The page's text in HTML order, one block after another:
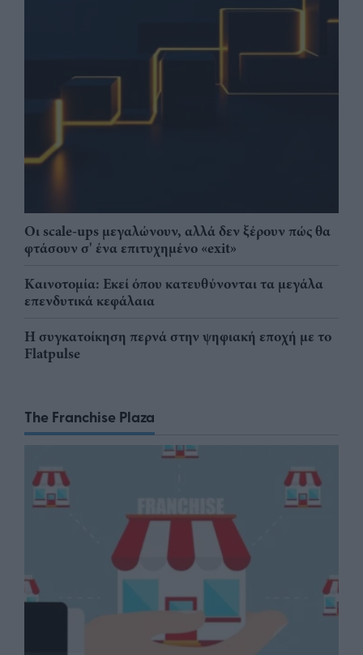
Οι scale-ups μεγαλώνουν, αλλά δεν ξέρουν πώς θα
φτάσουν σ' ένα επιτυχημένο «exit»
Καινοτομία: Εκεί όπου κατευθύνονται τα μεγάλα
επενδυτικά κεφάλαια
Η συγκατοίκηση περνά στην ψηφιακή εποχή με το
Flatpulse
The Franchise Plaza